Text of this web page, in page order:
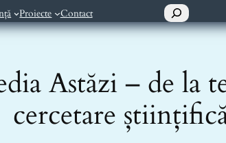
Proiecte Contact Caută
Astăzi – de la
cercetare